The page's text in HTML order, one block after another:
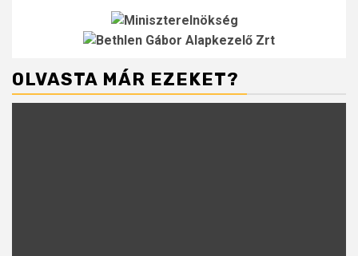
OLVASTA MÁR EZEKET?